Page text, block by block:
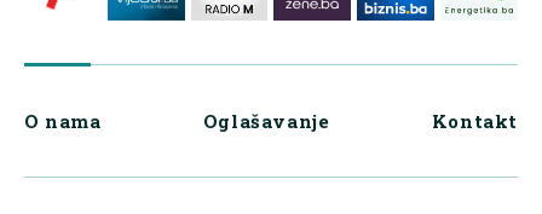
O nama Oglašavanje Kontakt